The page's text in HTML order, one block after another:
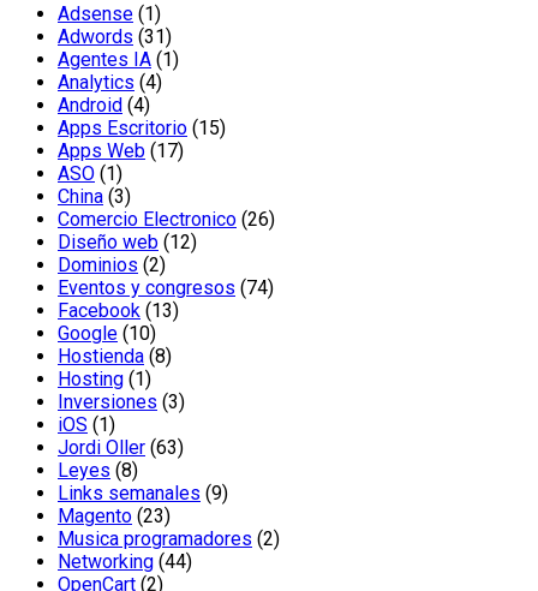
Adsense (1)
Adwords (31)
Agentes IA (1)
Analytics (4)
Android (4)
Apps Escritorio (15)
Apps Web (17)
ASO (1)
China (3)
Comercio Electronico (26)
Diseño web (12)
Dominios (2)
Eventos y congresos (74)
Facebook (13)
Google (10)
Hostienda (8)
Hosting (1)
Inversiones (3)
iOS (1)
Jordi Oller (63)
Leyes (8)
Links semanales (9)
Magento (23)
Musica programadores (2)
Networking (44)
OpenCart (2)